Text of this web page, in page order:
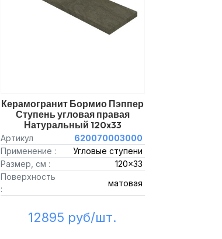
Керамогранит Бормио Пэппер
Ступень угловая правая
Натуральный 120x33
Артикул
620070003000
Применение :
Угловые ступени
Размер, см :
120x33
Поверхность
:
матовая
12895 руб/шт.